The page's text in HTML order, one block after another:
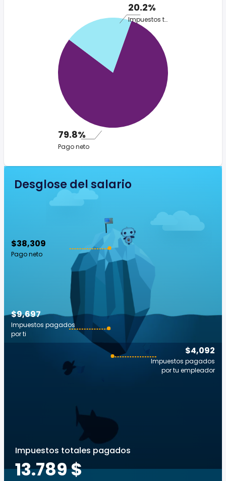
20.2%
Impuestos totales
79.8%
Pago neto
Desglose del salario
$38,309
Pago neto
$4,092
Impuestos pagados
por tu empleador
$9,697
Impuestos pagados
por ti
Impuestos totales pagados
13.789 $